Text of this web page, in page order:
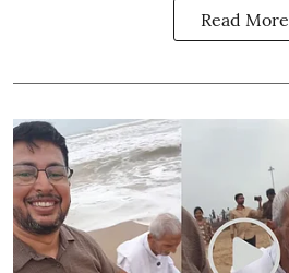
Read More